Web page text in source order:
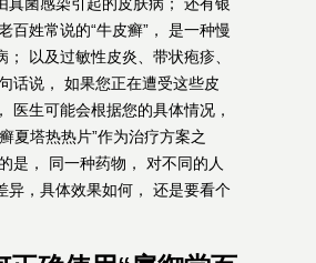
真菌感染引起的皮肤病； 还有银
百姓常说的“牛皮癣”， 是一种慢
； 以及过敏性皮炎、带状疱疹、
话说， 如果您正在遭受这些皮
医生可能会根据您的具体情况，
夏塔热热片”作为治疗方案之
是， 同一种药物， 对不同的人
异，具体效果如何， 还是要看个